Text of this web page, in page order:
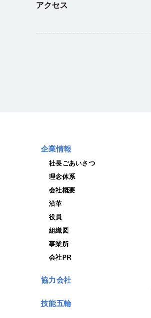
アクセス
企業情報
社長ごあいさつ
理念体系
会社概要
沿革
役員
組織図
事業所
会社PR
協力会社
技能五輪